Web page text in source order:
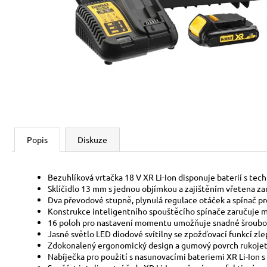
Popis Diskuze
Bezuhlíková vrtačka 18 V XR Li-Ion disponuje baterií s
Sklíčidlo 13 mm s jednou objímkou a zajištěním vřetena
Dva převodové stupně, plynulá regulace otáček a spínač
Konstrukce inteligentního spouštěcího spínače zaručuje
16 poloh pro nastavení momentu umožňuje snadné
Jasné světlo LED diodové svítilny se zpožďovací funkcí
Zdokonalený ergonomický design a gumový povrch
Nabíječka pro použití s nasunovacími bateriemi XR Li-Ion